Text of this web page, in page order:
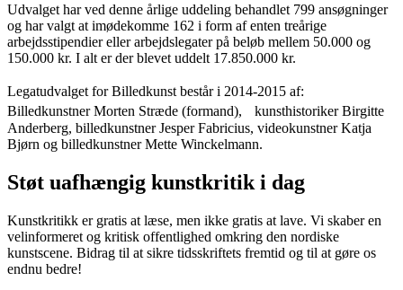
Udvalget har ved denne årlige uddeling behandlet 799 ansøgninger
og har valgt at imødekomme 162 i form af enten treårige
arbejdsstipendier eller arbejdslegater på beløb mellem 50.000 og
150.000 kr. I alt er der blevet uddelt 17.850.000 kr.
Legatudvalget for Billedkunst består i 2014-2015 af:
Billedkunstner Morten Stræde (formand), kunsthistoriker Birgitte
Anderberg, billedkunstner Jesper Fabricius, videokunstner Katja
Bjørn og billedkunstner Mette Winckelmann.
Støt uafhængig kunstkritik i dag
Kunstkritikk er gratis at læse, men ikke gratis at lave. Vi skaber en
velinformeret og kritisk offentlighed omkring den nordiske
kunstscene. Bidrag til at sikre tidsskriftets fremtid og til at gøre os
endnu bedre!